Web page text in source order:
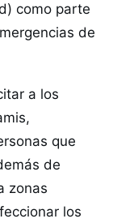
como parte
de
a los
que
de
zonas
los